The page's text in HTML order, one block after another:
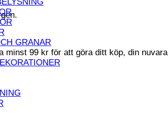
minst 99 kr för att göra ditt köp, din
GRANAR